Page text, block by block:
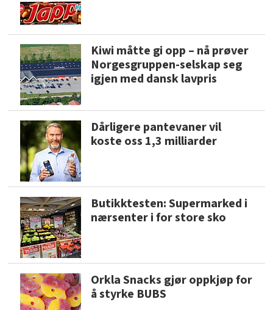
Kiwi måtte gi opp – nå prøver
Norgesgruppen-selskap seg
igjen med dansk lavpris
Dårligere pantevaner vil
koste oss 1,3 milliarder
Butikktesten: Supermarked i
nærsenter i for store sko
Orkla Snacks gjør oppkjøp for
å styrke BUBS